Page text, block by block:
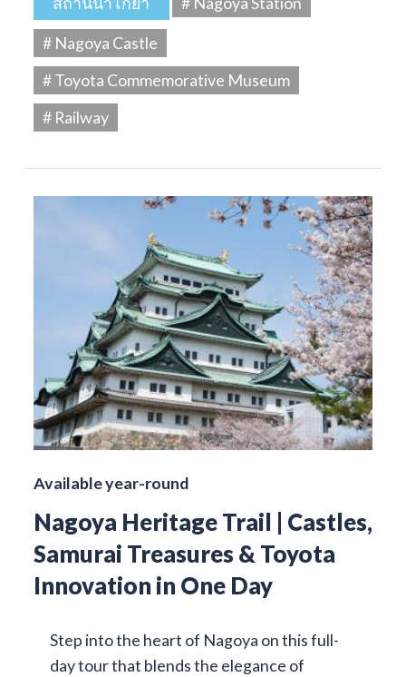
# Nagoya Castle
# Toyota Commemorative Museum
# Railway
Available year-round
Nagoya Heritage Trail | Castles,
Samurai Treasures & Toyota
Innovation in One Day
Step into the heart of Nagoya on this full-
day tour that blends the elegance of